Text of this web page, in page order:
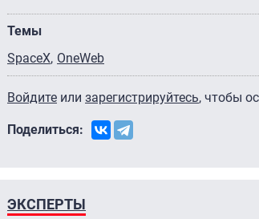
Темы
SpaceX OneWeb
Войдите или зарегистрируйтесь, чтобы
Поделиться:
ЭКСПЕРТЫ